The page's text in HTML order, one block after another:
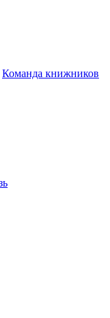
Команда книжников